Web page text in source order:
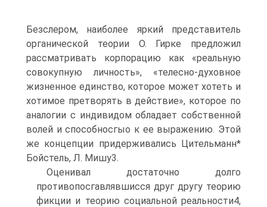
Безслером, наиболее яркий представитель
органической теории О. Гирке предложил
рассматривать корпорацию как «реальную
совокупную личность», «телесно-духовное
жизненное единство, которое может хотеть и
хотимое претворять в действие», которое по
аналогии с индивидом обладает собственной
волей и способносгыо к ее выражению. Этой
же концепции придерживались Цительманн*
Бойстель, Л. Мишу3.
Оценивал достаточно долго
противопосгавлявшисся друг другу теорию
фикции и теорию социальной реальности4,